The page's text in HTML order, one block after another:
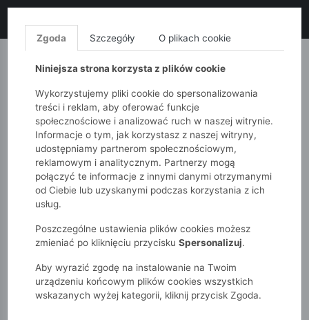
MONNARI QUIOSQUE
51015kids
Dziewczynki 2-7 lat
Spodnie dziewczęce Wide Leg w paski
Zgoda Szczegóły O plikach cookie
Niniejsza strona korzysta z plików cookie
Wykorzystujemy pliki cookie do spersonalizowania
treści i reklam, aby oferować funkcje
społecznościowe i analizować ruch w naszej witrynie.
Informacje o tym, jak korzystasz z naszej witryny,
udostępniamy partnerom społecznościowym,
reklamowym i analitycznym. Partnerzy mogą
połączyć te informacje z innymi danymi otrzymanymi
od Ciebie lub uzyskanymi podczas korzystania z ich
usług.
Poszczególne ustawienia plików cookies możesz
zmieniać po kliknięciu przycisku Spersonalizuj.
Aby wyrazić zgodę na instalowanie na Twoim
urządzeniu końcowym plików cookies wszystkich
wskazanych wyżej kategorii, kliknij przycisk Zgoda.